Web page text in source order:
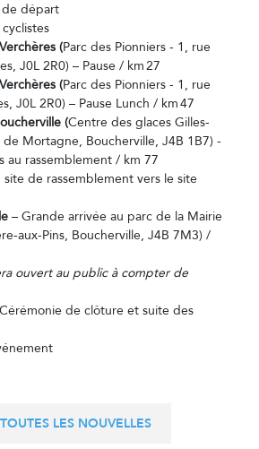
de départ
Verchères (Parc des Pionniers - 1, rue
J0L 2R0) – Pause / km 27
Verchères (Parc des Pionniers - 1, rue
J0L 2R0) – Pause Lunch / km 47
(Centre des glaces Gilles-
Mortagne, Boucherville, J4B 1B7) -
au rassemblement / km 77
de rassemblement vers le site
– Grande arrivée au parc de la Mairie
aux-Pins, Boucherville, J4B 7M3) /
ouvert au public à compter de
de clôture et suite des
LES NOUVELLES